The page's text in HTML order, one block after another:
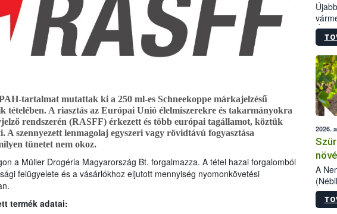
tartalmat mutattak ki a 250 ml-es Schneekoppe márkajelzésű
tételében. A riasztás az Európai Unió élelmiszerekre és takarmányokra
rendszerén (RASFF) érkezett és több európai tagállamot, köztük
A szennyezett lenmagolaj egyszeri vagy rövidtávú fogyasztása
tünetet nem okoz.
a Müller Drogéria Magyarország Bt. forgalmazza. A tétel hazai forgalomból
felügyelete és a vásárlókhoz eljutott mennyiség nyomonkövetési
termék adatai:
2026.
A